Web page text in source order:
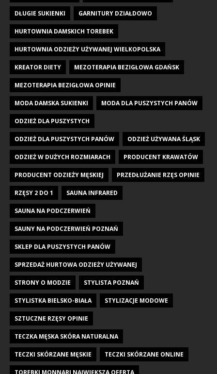
DŁUGIE SUKIENKI GARNITURY DZIAŁDOWO
HURTOWNIA DAMSKICH TOREBEK
HURTOWNIA ODZIEŻY UŻYWANEJ WIELKOPOLSKA
KREATOR DIETY MEZOTERAPIA BEZIGŁOWA GDAŃSK
MEZOTERAPIA BEZIGŁOWA OPINIE
MODA DAMSKA SUKIENKI MODA DLA PUSZYSTYCH PANÓW
ODZIEŻ DLA PUSZYSTYCH
ODZIEŻ DLA PUSZYSTYCH PANÓW ODZIEŻ UŻYWANA ŚLĄSK
ODZIEŻ W DUŻYCH ROZMIARACH PRODUCENT KRAWATÓW
PRODUCENT ODZIEŻY MĘSKIEJ PRZEDŁUŻANIE RZĘS OPINIE
RZĘSY 2 DO 1 SAUNA INFRARED
SAUNA NA PODCZERWIEŃ
SAUNY NA PODCZERWIEŃ POZNAŃ
SKLEP DLA PUSZYSTYCH PANÓW
SPRZEDAŻ HURTOWA ODZIEŻY UŻYWANEJ
STRONY O MODZIE STYLISTA POZNAŃ
STYLISTKA BIELSKO-BIAŁA STYLIZACJE MODOWE
SZTUCZNE RZĘSY OPINIE
TECZKA MĘSKA SKÓRA NATURALNA
TECZKI SKÓRZANE MĘSKIE TECZKI SKÓRZANE ONLINE
TOREBKI MONNARI NAJWIĘKSZA OFERTA